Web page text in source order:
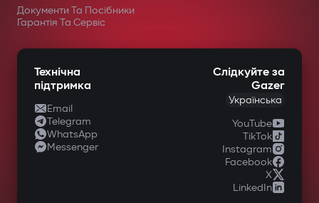
Документи Та Посібники
Гарантія Та Сервіс
Технічна
підтримка
Email
Telegram
WhatsApp
Messenger
Слідкуйте за
Gazer
Українська
YouTube
TikTok
Instagram
Facebook
X
LinkedIn